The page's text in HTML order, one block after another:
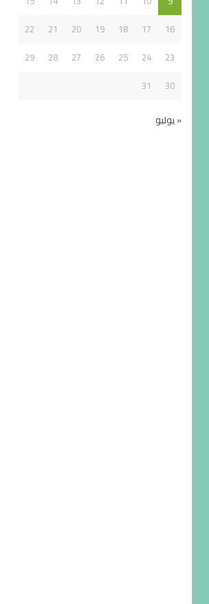
16
17
18
19
20
21
22
23
24
25
26
27
28
29
30
31
« يوليو